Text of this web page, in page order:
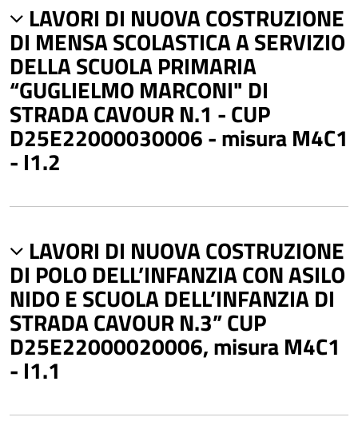
LAVORI DI NUOVA COSTRUZIONE
DI MENSA SCOLASTICA A SERVIZIO
DELLA SCUOLA PRIMARIA
“GUGLIELMO MARCONI" DI
STRADA CAVOUR N.1 - CUP
D25E22000030006 - misura M4C1
- I1.2
LAVORI DI NUOVA COSTRUZIONE
DI POLO DELL’INFANZIA CON ASILO
NIDO E SCUOLA DELL’INFANZIA DI
STRADA CAVOUR N.3” CUP
D25E22000020006, misura M4C1
- I1.1